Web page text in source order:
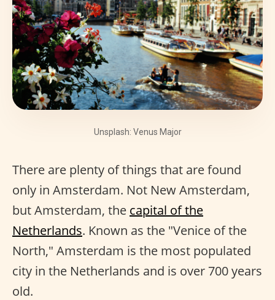
Unsplash: Venus Major
There are plenty of things that are found
only in Amsterdam. Not New Amsterdam,
but Amsterdam, the capital of the
Netherlands. Known as the "Venice of the
North," Amsterdam is the most populated
city in the Netherlands and is over 700 years
old.